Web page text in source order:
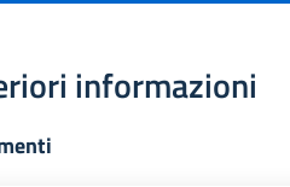
informazioni